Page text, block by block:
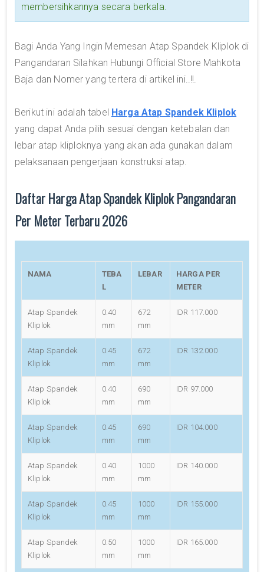
membersihkannya secara berkala.
Bagi Anda Yang Ingin Memesan Atap Spandek Kliplok di
Pangandaran Silahkan Hubungi Official Store Mahkota
Baja dan Nomer yang tertera di artikel ini..!!.
Berikut ini adalah tabel Harga Atap Spandek Kliplok
yang dapat Anda pilih sesuai dengan ketebalan dan
lebar atap kliploknya yang akan ada gunakan dalam
pelaksanaan pengerjaan konstruksi atap.
Daftar Harga Atap Spandek Kliplok Pangandaran
Per Meter Terbaru 2026
NAMA
TEBA
L
LEBAR
HARGA PER
METER
Atap Spandek
Kliplok
0.40
mm
672
mm
IDR 117.000
Atap Spandek
Kliplok
0.45
mm
672
mm
IDR 132.000
Atap Spandek
Kliplok
0.40
mm
690
mm
IDR 97.000
Atap Spandek
Kliplok
0.45
mm
690
mm
IDR 104.000
Atap Spandek
Kliplok
0.40
mm
1000
mm
IDR 140.000
Atap Spandek
Kliplok
0.45
mm
1000
mm
IDR 155.000
Atap Spandek
Kliplok
0.50
mm
1000
mm
IDR 165.000